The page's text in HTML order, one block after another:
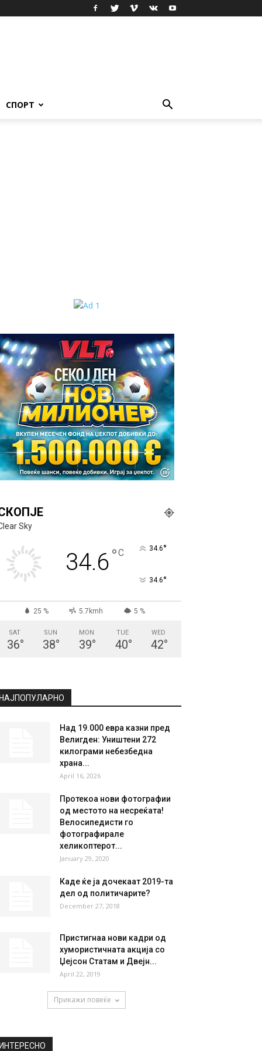
СПОРТ
СКОПЈЕ
34.6
5.7kmh 5 %
° 39°
НАЈПОПУЛАРНО
Над 19.000 евра казни пред
Велигден: Уништени 272
килограми небезбедна
храна...
Протекоа нови фотографии
од местото на несреќата!
Велосипедисти го
фотографирале
January 29, 2020